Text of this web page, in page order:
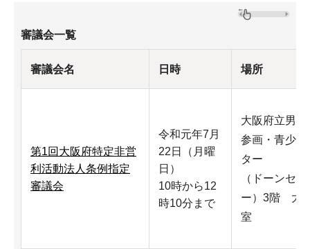
審議会一覧
審議会名 日時 場所
第1回大阪府特定非営
利活動法人条例指定
審議会
令和元年7月
22日（月曜
日）
10時から12
時10分まで
大阪府立男女
参画・青少年
ター
（ドーンセン
ー）3階 大
室